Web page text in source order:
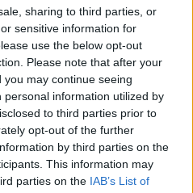
sharing to third parties, or
sensitive information for
use the below opt-out
Please note that after your
may continue seeing
information utilized by
to third parties prior to
opt-out of the further
by third parties on the
This information may
parties on the IAB’s List of